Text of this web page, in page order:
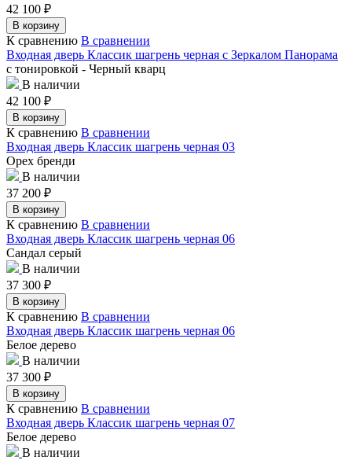
42 100 ₽
В корзину
К сравнению В сравнении
Входная дверь Классик шагрень черная с Зеркалом Панорама
с тонировкой - Черный кварц
В наличии
42 100 ₽
В корзину
К сравнению В сравнении
Входная дверь Классик шагрень черная 03
Орех бренди
В наличии
37 200 ₽
В корзину
К сравнению В сравнении
Входная дверь Классик шагрень черная 06
Сандал серый
В наличии
37 300 ₽
В корзину
К сравнению В сравнении
Входная дверь Классик шагрень черная 06
Белое дерево
В наличии
37 300 ₽
В корзину
К сравнению В сравнении
Входная дверь Классик шагрень черная 07
Белое дерево
В наличии